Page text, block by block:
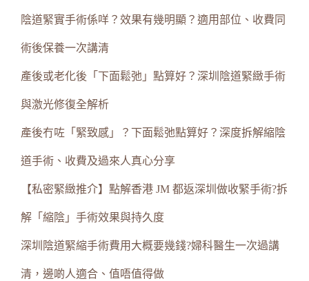
陰道緊實手術係咩？效果有幾明顯？適用部位、收費同
術後保養一次講清
產後或老化後「下面鬆弛」點算好？深圳陰道緊緻手術
與激光修復全解析
產後冇咗「緊致感」？下面鬆弛點算好？深度拆解縮陰
道手術、收費及過來人真心分享
【私密緊緻推介】點解香港 JM 都返深圳做收緊手術?拆
解「縮陰」手術效果與持久度
深圳陰道緊縮手術費用大概要幾錢?婦科醫生一次過講
清，邊啲人適合、值唔值得做